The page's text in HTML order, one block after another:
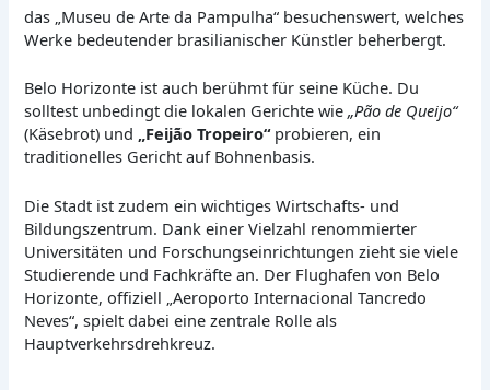
das „Museu de Arte da Pampulha“ besuchenswert, welches
Werke bedeutender brasilianischer Künstler beherbergt.
Belo Horizonte ist auch berühmt für seine Küche. Du
solltest unbedingt die lokalen Gerichte wie„Pão de Queijo“
(Käsebrot) und „Feijão Tropeiro“probieren, ein
traditionelles Gericht auf Bohnenbasis.
Die Stadt ist zudem ein wichtiges Wirtschafts- und
Bildungszentrum. Dank einer Vielzahl renommierter
Universitäten und Forschungseinrichtungen zieht sie viele
Studierende und Fachkräfte an. Der Flughafen von Belo
Horizonte, offiziell „Aeroporto Internacional Tancredo
Neves“, spielt dabei eine zentrale Rolle als
Hauptverkehrsdrehkreuz.